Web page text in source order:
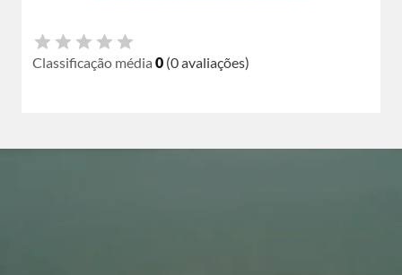
Classificação média 0 (0 avaliações)